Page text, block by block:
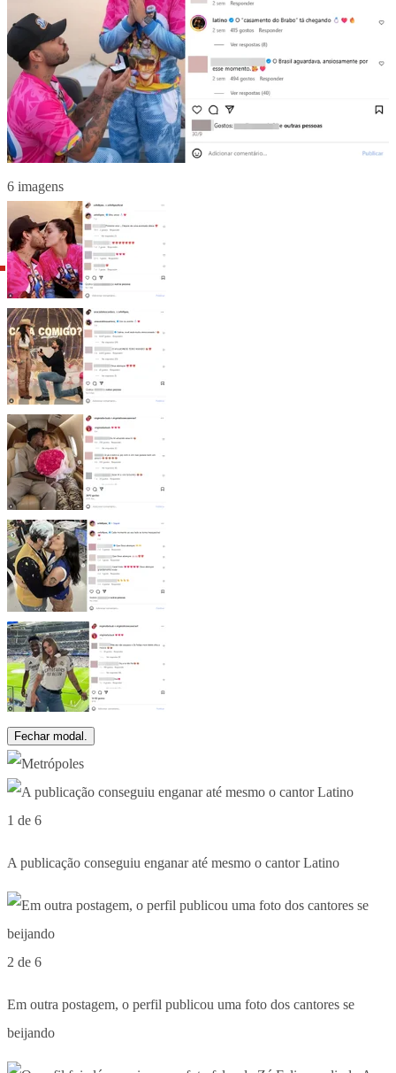
6 imagens
Fechar modal.
1 de 6
A publicação conseguiu enganar até mesmo o cantor Latino
2 de 6
Em outra postagem, o perfil publicou uma foto dos cantores se
beijando